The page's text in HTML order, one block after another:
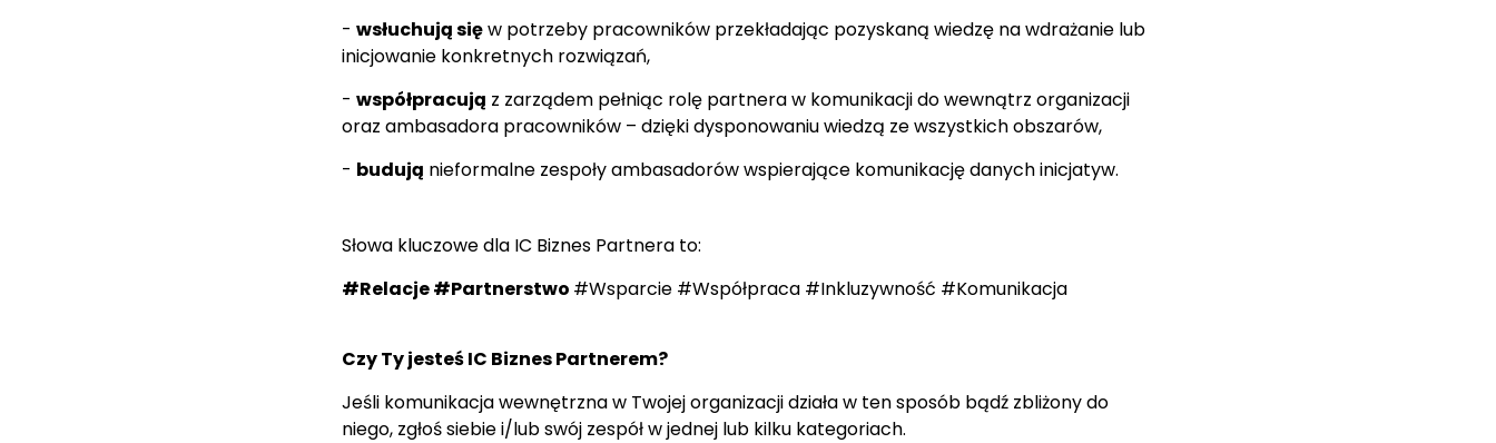
- wsłuchują sięw potrzeby pracowników przekładając pozyskaną wiedzę na wdrażanie lub
inicjowanie konkretnych rozwiązań,
- współpracują z zarządem pełniąc rolę partnera w komunikacji do wewnątrz organizacji
oraz ambasadora pracowników – dzięki dysponowaniu wiedzą ze wszystkich obszarów,
- budują nieformalne zespoły ambasadorów wspierające komunikację danych inicjatyw.
Słowa kluczowe dla IC Biznes Partnera to:
#Relacje#Partnerstwo #Wsparcie #Współpraca #Inkluzywność #Komunikacja
Czy Ty jesteś IC Biznes Partnerem?
Jeśli komunikacja wewnętrzna w Twojej organizacji działa w ten sposób bądź zbliżony do
niego, zgłoś siebie i/lub swój zespół w jednej lub kilku kategoriach.